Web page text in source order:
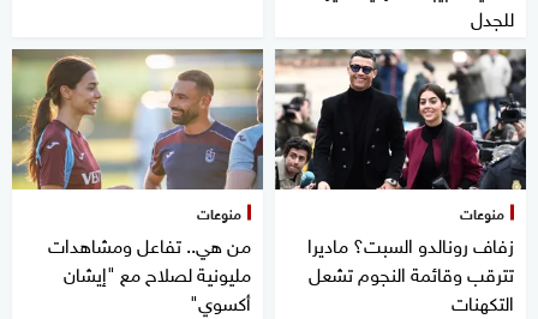
للجدل
منوعات
زفاف رونالدو السبت؟ ماديرا
تترقب وقائمة النجوم تشعل
التكهنات
منوعات
من هي.. تفاعل ومشاهدات
مليونية لصلاح مع "إيشان
أكسوي"